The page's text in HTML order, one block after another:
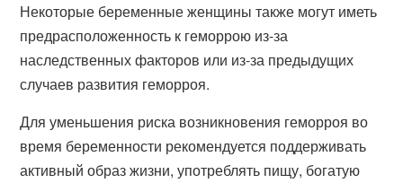
Некоторые беременные женщины также могут иметь
предрасположенность к геморрою из-за
наследственных факторов или из-за предыдущих
случаев развития геморроя.
Для уменьшения риска возникновения геморроя во
время беременности рекомендуется поддерживать
активный образ жизни, употреблять пищу, богатую